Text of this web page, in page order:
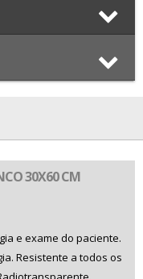
30X60 CM
e exame do paciente.
Resistente a todos os